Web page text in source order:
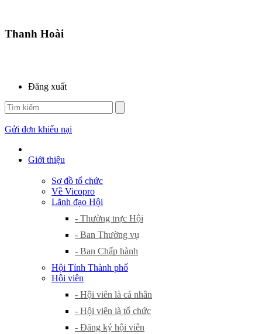
Thanh Hoài
Đăng xuất
Gửi đơn khiếu nại
Giới thiệu
Sơ đồ tổ chức
Về Vicopro
Lãnh đạo Hội
- Thường trực Hội
- Ban Thường vụ
- Ban Chấp hành
Hội Tỉnh Thành phố
Hội viên
- Hội viên là cá nhân
- Hội viên là tổ chức
- Đăng ký hội viên